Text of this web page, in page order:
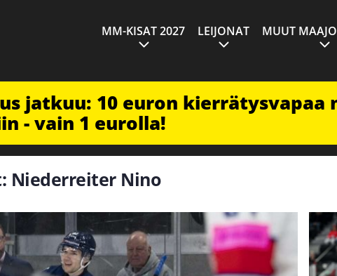
MM-KISAT 2027 LEIJONAT MUUT
jatkuu: 10 euron kierrätysvapaa
- vain 1 eurolla!
Niederreiter Nino